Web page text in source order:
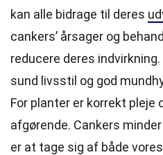
kan alle bidrage til deres
cankers’ årsager og
reducere deres
sund livsstil og god
For planter er korrekt pleje
afgørende. Cankers
er at tage sig af både